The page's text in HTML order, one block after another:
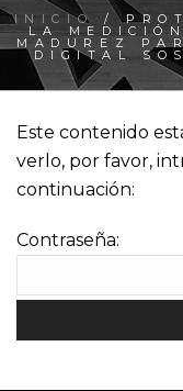
INICIO /
LA
MADUREZ
DIGITAL
Este contenido
verlo, por favor,
continuación:
Contraseña: